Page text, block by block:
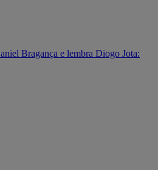
Bragança e lembra Diogo Jota: